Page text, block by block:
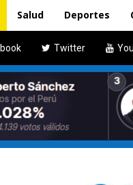
Salud Deportes
Twitter